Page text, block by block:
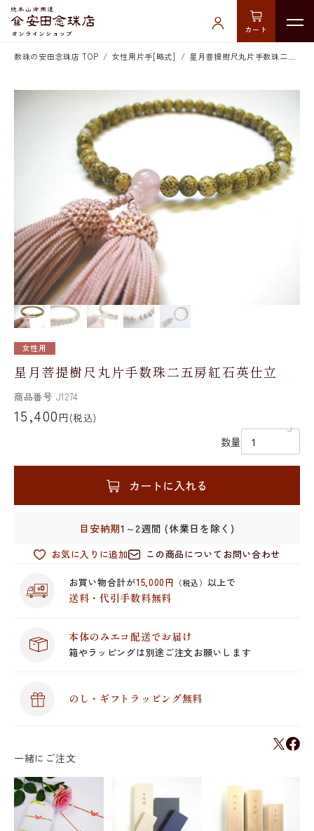
カート
数珠の安田念珠店 TOP 女性用片手[略式] 星月菩提樹尺丸片手数珠二五房紅石英仕立
女性用
星月菩提樹尺丸片手数珠二五房紅石英仕立
商品番号 J1274
15,400 円 (税込)
数量
カートに入れる
目安納期1～2週間 (休業日を除く)
お気に入りに追加 この商品についてお問い合わせ
お買い物合計が15,000円 （税込） 以上で
送料・代引手数料無料
本体のみエコ配送でお届け
箱やラッピングは別途ご注文お願いします
のし・ギフトラッピング無料
一緒にご注文